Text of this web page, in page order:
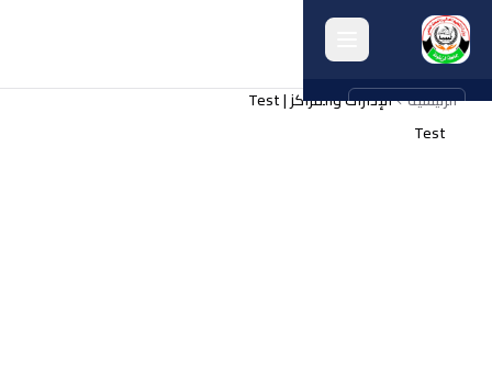
englishالرئيسية الإدارات والمراكز | Test
Test